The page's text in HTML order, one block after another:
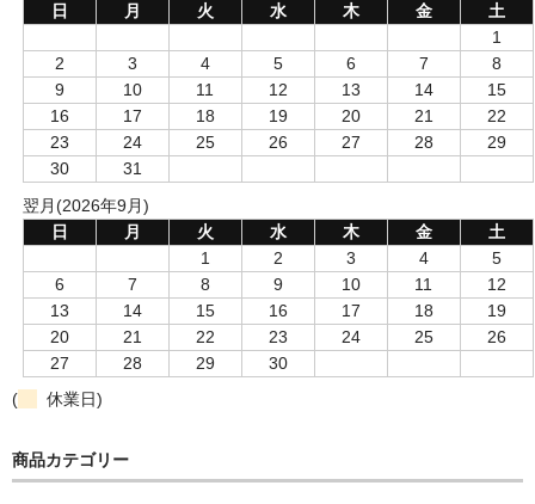
日
月 火 水 木 金
土
1
2
3 4 5 6 7
8
9
10 11 12 13 14
15
16
17 18 19 20 21
22
23
24 25 26 27 28
29
30
31
翌月(2026年9月)
日
月 火 水 木 金
土
1
2 3 4
5
6
7 8 9 10 11
12
13
14 15 16 17 18
19
20
21 22 23 24 25
26
27
28 29
30
(
休業日)
商品カテゴリー